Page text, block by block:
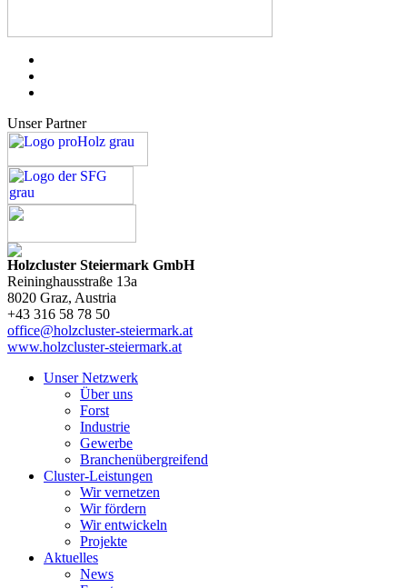
Unser Partner
Holzcluster Steiermark GmbH
Reininghausstraße 13a
8020 Graz, Austria
+43 316 58 78 50
office@holzcluster-steiermark.at
www.holzcluster-steiermark.at
Unser Netzwerk
Über uns
Forst
Industrie
Gewerbe
Branchenübergreifend
Cluster-Leistungen
Wir vernetzen
Wir fördern
Wir entwickeln
Projekte
Aktuelles
News